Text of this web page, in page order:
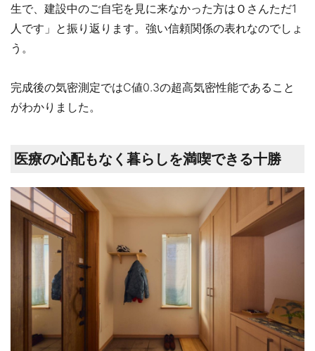
生で、建設中のご自宅を見に来なかった方はＯさんただ1
人です」と振り返ります。強い信頼関係の表れなのでしょ
う。
完成後の気密測定ではC値0.3の超高気密性能であること
がわかりました。
医療の心配もなく暮らしを満喫できる十勝